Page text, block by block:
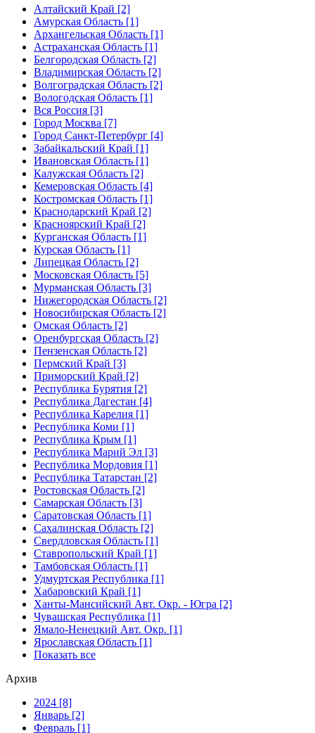
Алтайский Край [2]
Амурская Область [1]
Архангельская Область [1]
Астраханская Область [1]
Белгородская Область [2]
Владимирская Область [2]
Волгоградская Область [2]
Вологодская Область [1]
Вся Россия [3]
Город Москва [7]
Город Санкт-Петербург [4]
Забайкальский Край [1]
Ивановская Область [1]
Калужская Область [2]
Кемеровская Область [4]
Костромская Область [1]
Краснодарский Край [2]
Красноярский Край [2]
Курганская Область [1]
Курская Область [1]
Липецкая Область [2]
Московская Область [5]
Мурманская Область [3]
Нижегородская Область [2]
Новосибирская Область [2]
Омская Область [2]
Оренбургская Область [2]
Пензенская Область [2]
Пермский Край [3]
Приморский Край [2]
Республика Бурятия [2]
Республика Дагестан [4]
Республика Карелия [1]
Республика Коми [1]
Республика Крым [1]
Республика Марий Эл [3]
Республика Мордовия [1]
Республика Татарстан [2]
Ростовская Область [2]
Самарская Область [3]
Саратовская Область [1]
Сахалинская Область [2]
Свердловская Область [1]
Ставропольский Край [1]
Тамбовская Область [1]
Удмуртская Республика [1]
Хабаровский Край [1]
Ханты-Мансийский Авт. Окр. - Югра [2]
Чувашская Республика [1]
Ямало-Ненецкий Авт. Окр. [1]
Ярославская Область [1]
Показать все
Архив
2024 [8]
Январь [2]
Февраль [1]